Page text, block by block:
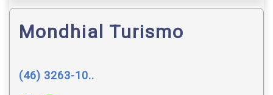
Mondhial Turismo
(46) 3263-10..